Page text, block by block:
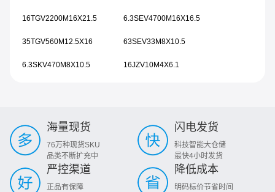
16TGV2200M16X21.5 6.3SEV4700M16X16.5
35TGV560M12.5X16 63SEV33M8X10.5
6.3SKV470M8X10.5 16JZV10M4X6.1
海量现货
76万种现货SKU
品类不断扩充中
闪电发货
科技智能大仓储
最快4小时发货
严控渠道
正品有保障
降低成本
明码标价节省时间